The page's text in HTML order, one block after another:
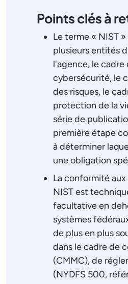
Points clés à
Le terme « NIST
plusieurs entités
l'agence, le cadre
cybersécurité, le
des risques, le
protection de la
série de
première étape
à déterminer
une obligation
La conformité
NIST est
facultative en
systèmes
de plus en plus
dans le cadre de
(CMMC), de
(NYDFS 500,